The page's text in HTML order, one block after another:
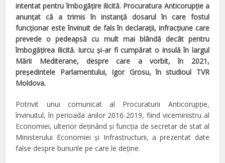
intentat pentru îmbogăţire ilicită. Procuratura Anticorupţie a
anunţat că a trimis în instanţă dosarul în care fostul
funcţionar este învinuit de fals în declaraţii, infracţiune care
prevede o pedeapsă cu mult mai blândă decât pentru
îmbogăţirea ilicită. Iurcu şi-ar fi cumpărat o insulă în largul
Mării Mediterane, despre care a vorbit, în 2021,
preşedintele Parlamentului, Igor Grosu, în studioul TVR
Moldova.
Potrivit unui comunicat al Procuraturii Anticorupţie,
învinuitul, în perioada anilor 2016-2019, fiind viceministru al
Economiei, ulterior deținând și funcția de secretar de stat al
Ministerului Economiei și Infrastructurii, a prezentat date
false despre bunurile pe care le deține.